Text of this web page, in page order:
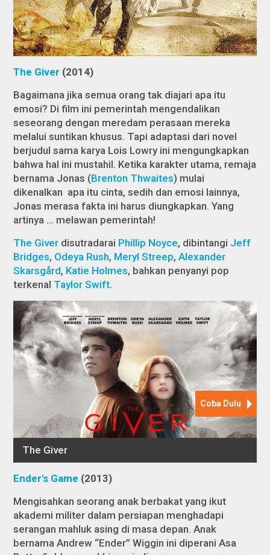
The Giver (2014)
Bagaimana jika semua orang tak diajari apa itu
emosi? Di film ini pemerintah mengendalikan
seseorang dengan meredam perasaan mereka
melalui suntikan khusus. Tapi adaptasi dari novel
berjudul sama karya Lois Lowry ini mengungkapkan
bahwa hal ini mustahil. Ketika karakter utama, remaja
bernama Jonas (Brenton Thwaites) mulai
dikenalkan apa itu cinta, sedih dan emosi lainnya,
Jonas merasa fakta ini harus diungkapkan. Yang
artinya … melawan pemerintah!
The Giver disutradarai Phillip Noyce, dibintangi Jeff
Bridges, Odeya Rush, Meryl Streep,Alexander
Skarsgård, Katie Holmes, bahkan penyanyi pop
terkenal Taylor Swift.
Ender's Game (2013)
Mengisahkan seorang anak berbakat yang ikut
akademi militer dalam persiapan menghadapi
serangan mahluk asing di masa depan. Anak
bernama Andrew “Ender” Wiggin ini diperani Asa